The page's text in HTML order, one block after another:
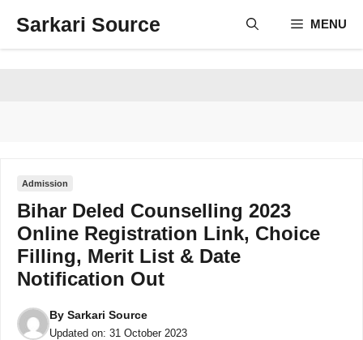
Sarkari Source MENU
Admission
Bihar Deled Counselling 2023
Online Registration Link, Choice
Filling, Merit List & Date
Notification Out
By Sarkari Source
Updated on: 31 October 2023